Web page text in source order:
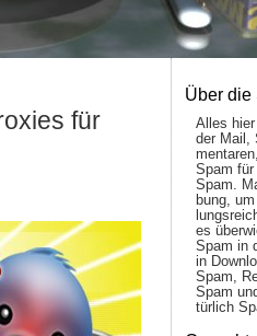
für
Über die
Alles
der Mail,
Spam für
Spam.
bung,
es
Spam in
in
Spam,
Spam
tür­lich